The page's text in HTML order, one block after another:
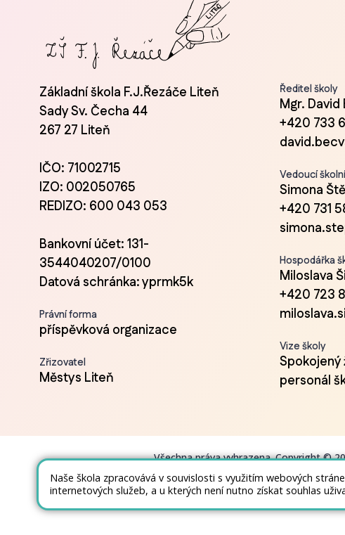
Základní škola F.J.Řezáče Liteň
Sady Sv. Čecha 44
267 27 Liteň
IČO: 71002715
IZO: 002050765
REDIZO: 600 043 053
Bankovní účet: 131-
3544040207/0100
Datová schránka: yprmk5k
Právní forma
příspěvková organizace
Zřizovatel
Městys Liteň
Ředitel školy
Mgr.
+420 733
Vedoucí
Simona
+420 731
Hospodářka
Miloslava
+420 723
Vize školy
personál
Všechna práva vyhrazena. Copyright ©
Naše škola zpracovává v souvislosti s využitím webových
internetových služeb, a u kterých není nutno získat souhlas